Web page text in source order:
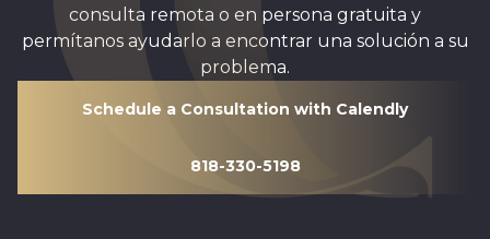
consulta remota o en persona gratuita y
permítanos ayudarlo a encontrar una solución a su
problema.
Schedule a Consultation with Calendly
818-330-5198